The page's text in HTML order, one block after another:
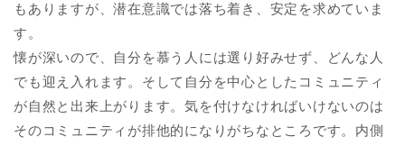
もありますが、潜在意識では落ち着き、安定を求めていま
す。
懐が深いので、自分を慕う人には選り好みせず、どんな人
でも迎え入れます。そして自分を中心としたコミュニティ
が自然と出来上がります。気を付けなければいけないのは
そのコミュニティが排他的になりがちなところです。内側